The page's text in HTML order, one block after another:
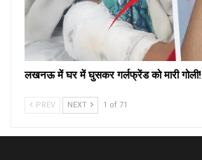
लखनऊ में घर में घुसकर गर्लफ्रेंड को मारी गोली!
PREV NEXT 1 of 71